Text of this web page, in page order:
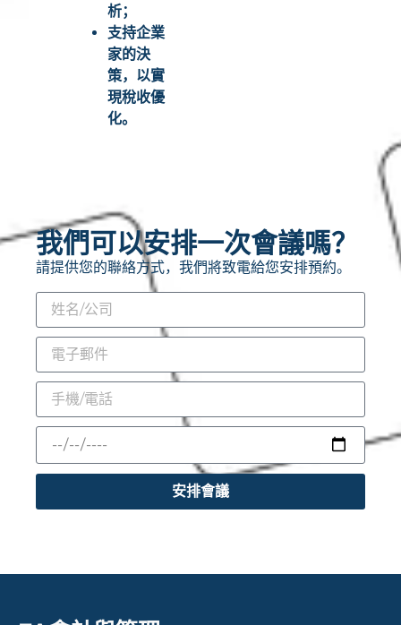
析；
支持企業
家的決
策，以實
現稅收優
化。
我們可以安排一次會議嗎？
請提供您的聯絡方式，我們將致電給您安排預約。
安排會議